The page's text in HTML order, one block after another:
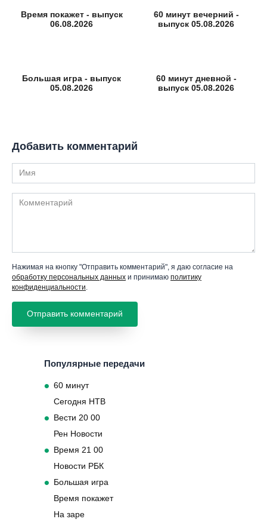
Время покажет - выпуск
06.08.2026
60 минут вечерний -
выпуск 05.08.2026
Большая игра - выпуск
05.08.2026
60 минут дневной -
выпуск 05.08.2026
Добавить комментарий
Имя
Комментарий
Нажимая на кнопку "Отправить комментарий", я даю согласие на
обработку персональных данных и принимаю политику
конфиденциальности
Популярные передачи
60 минут
Сегодня НТВ
Вести 20 00
Рен Новости
Время 21 00
Новости РБК
Большая игра
Время покажет
На заре